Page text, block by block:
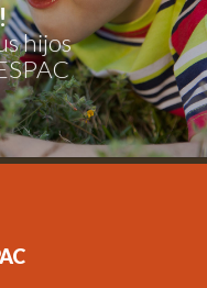
hijos